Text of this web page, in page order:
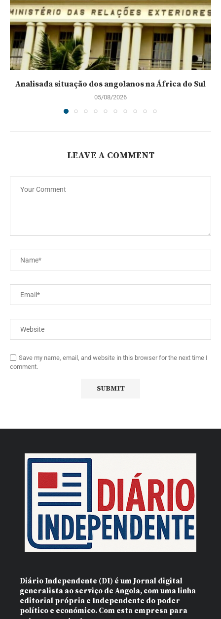
Analisada situação dos angolanos na África do Sul
05/08/2026
LEAVE A COMMENT
Save my name, email, and website in this browser for the next time I
comment.
Diário Independente (DI) é um Jornal digital
generalista ao serviço de Angola, com uma linha
editorial própria e Independente do poder
político e económico. Com esta empresa para